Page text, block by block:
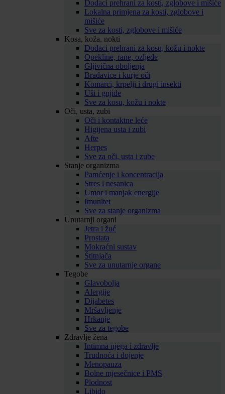
Dodaci prehrani za kosti, zglobove i mišiće
Lokalna primjena za kosti, zglobove i
mišiće
Sve za kosti, zglobove i mišiće
Kosa, koža, nokti
Dodaci prehrani za kosu, kožu i nokte
Opekline, rane, ozljede
Gljivična oboljenja
Bradavice i kurje oči
Komarci, krpelji i drugi insekti
Uši i gnjide
Sve za kosu, kožu i nokte
Oči, usta, zubi
Oči i kontaktne leće
Higijena usta i zubi
Afte
Herpes
Sve za oči, usta i zube
Stanje organizma
Pamćenje i koncentracija
Stres i nesanica
Umor i manjak energije
Imunitet
Sve za stanje organizma
Unutarnji organi
Jetra i žuć
Prostata
Mokraćni sustav
Štitnjača
Sve za unutarnje organe
Tegobe
Glavobolja
Alergije
Dijabetes
Mršavljenje
Hrkanje
Sve za tegobe
Zdravlje žena
Intimna njega i zdravlje
Trudnoća i dojenje
Menopauza
Bolne mjesečnice i PMS
Plodnost
Libido